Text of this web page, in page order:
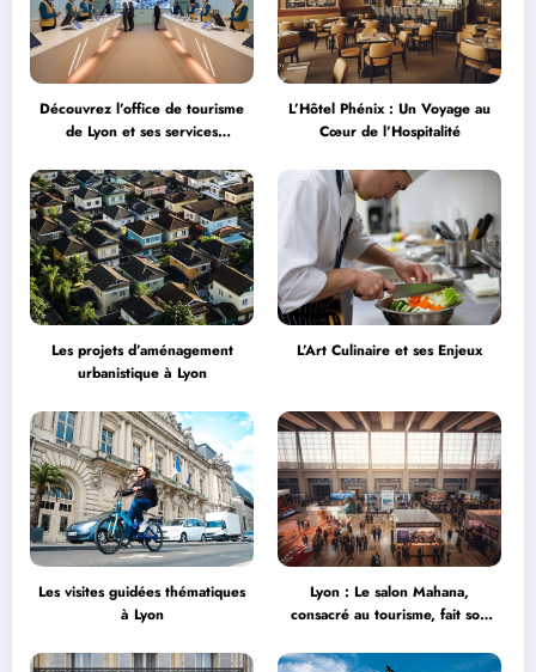
Découvrez l’office de tourisme
de Lyon et ses services
L’Hôtel Phénix : Un Voyage au
Cœur de l’Hospitalité
Les projets d’aménagement
urbanistique à Lyon
L’Art Culinaire et ses Enjeux
Les visites guidées thématiques
à Lyon
Lyon : Le salon Mahana,
consacré au tourisme, fait son
Garnier